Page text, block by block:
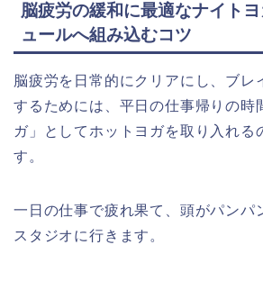
脳疲労の緩和に最適なナイト
ュールへ組み込むコツ
脳疲労を日常的にクリアにし、ブレ
するためには、平日の仕事帰りの時
ガ」としてホットヨガを取り入れる
す。
一日の仕事で疲れ果て、頭がパンパ
スタジオに行きます。